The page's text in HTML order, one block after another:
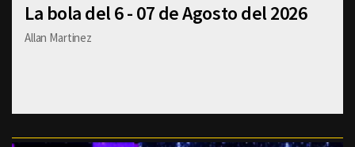
La bola del 6 - 07 de Agosto del 2026
Allan Martinez